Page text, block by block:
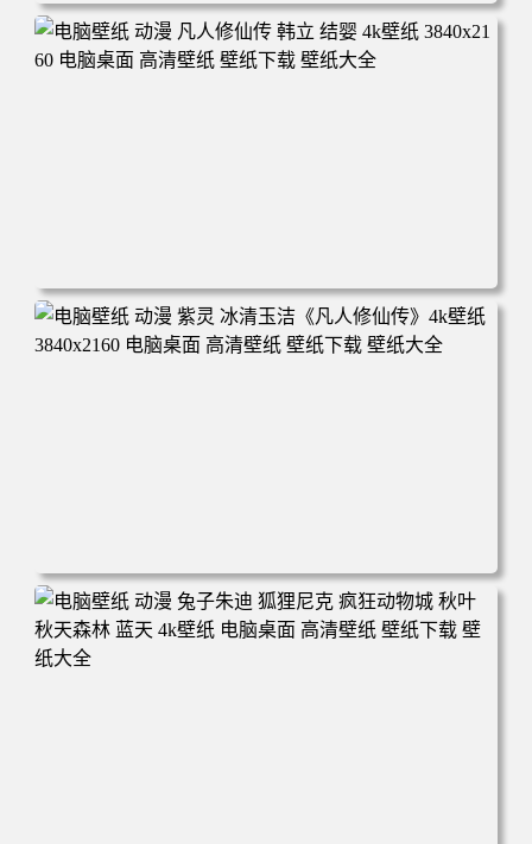
电脑壁纸 动漫角色 卡通场景 夏日休闲 夏日壁纸 治愈系 童
年回忆 荷塘荷叶 蜡笔小新 电脑桌面 高清壁纸 壁纸下载 壁
电脑壁纸 动漫 凡人修仙传 韩立 结婴 4k壁纸 3840x2160 电
脑桌面 高清壁纸 壁纸下载 壁纸大全
电脑壁纸 动漫 紫灵 冰清玉洁《凡人修仙传》4k壁纸 3840x2
160 电脑桌面 高清壁纸 壁纸下载 壁纸大全